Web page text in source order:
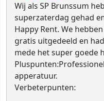
Wij als SP Brunssum
superzaterdag gehad
Happy Rent. We
gratis uitgedeeld en
mede het super goede
Pluspunten:
apperatuur.
Verbeterpunten: